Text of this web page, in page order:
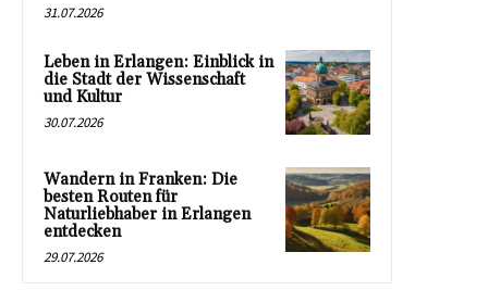
31.07.2026
Leben in Erlangen: Einblick in
die Stadt der Wissenschaft
und Kultur
30.07.2026
Wandern in Franken: Die
besten Routen für
Naturliebhaber in Erlangen
entdecken
29.07.2026